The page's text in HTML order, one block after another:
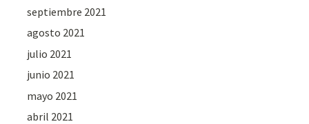
septiembre 2021
agosto 2021
julio 2021
junio 2021
mayo 2021
abril 2021